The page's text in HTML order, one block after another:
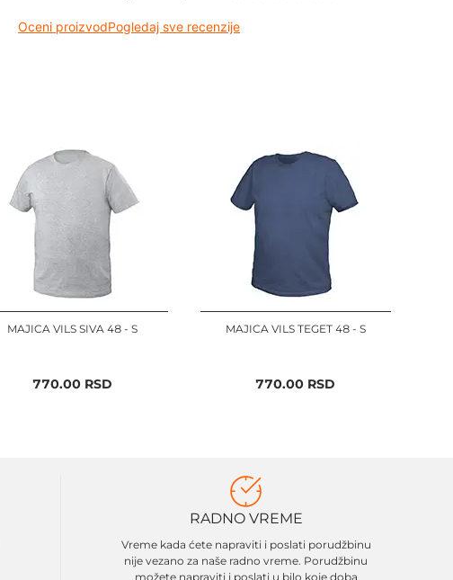
Oceni proizvodPogledaj sve recenzije
MAJICA VILS SIVA 48 - S
770.00 RSD
MAJICA VILS TEGET 48 - S
770.00 RSD
RADNO VREME
Vreme kada ćete napraviti i poslati porudžbinu
nije vezano za naše radno vreme. Porudžbinu
možete napraviti i poslati u bilo koje doba